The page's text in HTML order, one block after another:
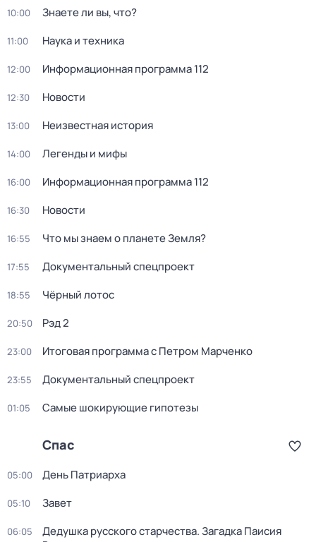
10:00 Знаете ли вы, что?
11:00 Наука и техника
12:00 Информационная программа 112
12:30 Новости
13:00 Неизвестная история
14:00 Легенды и мифы
16:00 Информационная программа 112
16:30 Новости
16:55 Что мы знаем о планете Земля?
17:55 Докyментальный cпецпроект
18:55 Чёрный лотос
20:50 Рэд 2
23:00 Итоговая программа с Петром Марченко
23:55 Докyментальный cпецпроект
01:05 Самые шoкиpующие гипотезы
Спас
05:00 День Патриарха
05:10 Завет
06:05
Дедушкa русского старчества. Загадка Паиcия